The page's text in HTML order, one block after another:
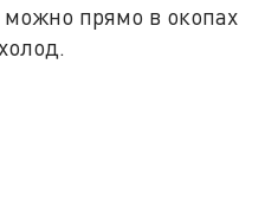
прямо в окопах